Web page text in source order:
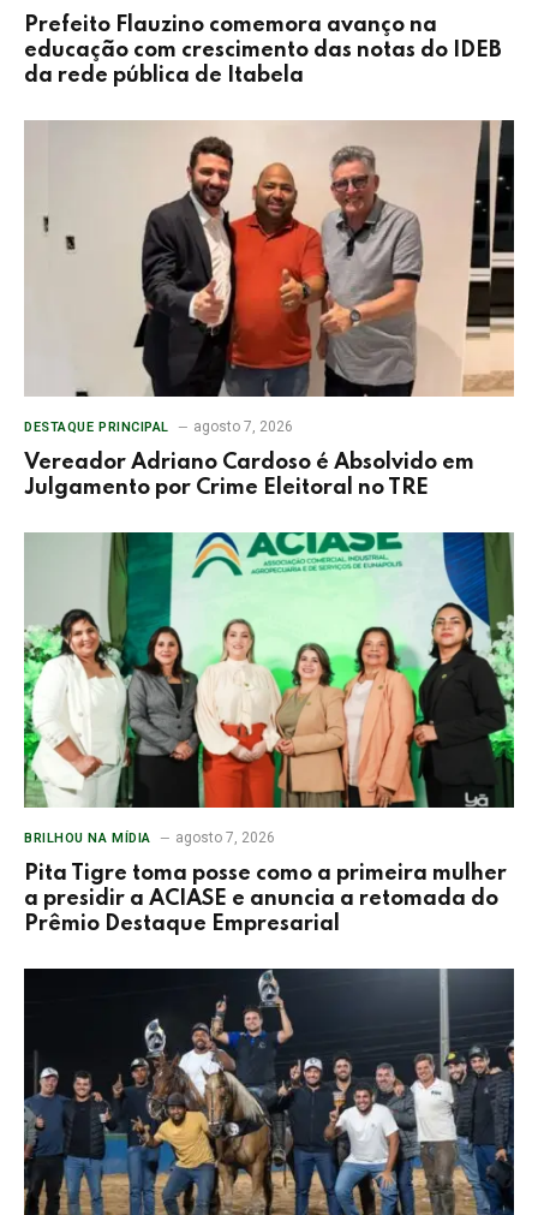
Prefeito Flauzino comemora avanço na
educação com crescimento das notas do IDEB
da rede pública de Itabela
DESTAQUE PRINCIPAL agosto 7, 2026
Vereador Adriano Cardoso é Absolvido em
Julgamento por Crime Eleitoral no TRE
BRILHOU NA MÍDIA agosto 7, 2026
Pita Tigre toma posse como a primeira mulher
a presidir a ACIASE e anuncia a retomada do
Prêmio Destaque Empresarial